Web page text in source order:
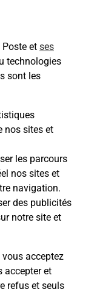
Poste et ses
technologies
sont les
nos sites et
les parcours
nos sites et
navigation.
des publicités
notre site et
vous acceptez
accepter et
refus et seuls
cher proche
de
de
posées